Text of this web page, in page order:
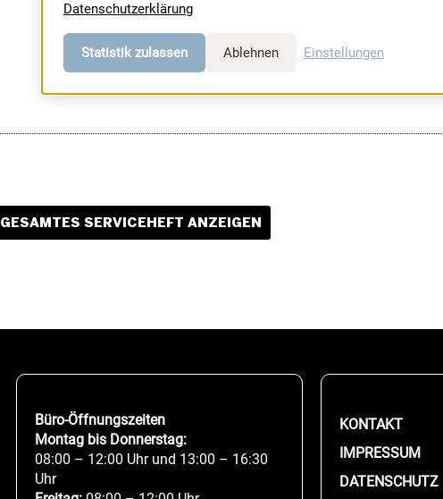
GESAMTES SERVICEHEFT ANZEIGEN
Büro-Öffnungszeiten
Montag bis Donnerstag:
08:00 – 12:00 Uhr und 13:00 – 16:30
Uhr
KONTAKT
IMPRESSUM
DATENSCHUTZ
Datenschutzerklärung
Statistik zulassen Ablehnen Einstellungen